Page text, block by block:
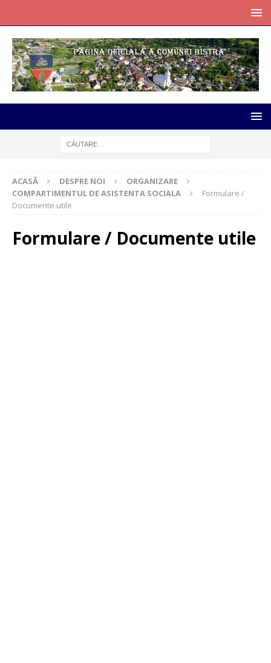
ACASĂ DESPRE NOI
ORGANIZARE
COMPARTIMENTUL DE ASISTENTA SOCIALA
Formulare /
Documente utile
Formulare / Documente utile